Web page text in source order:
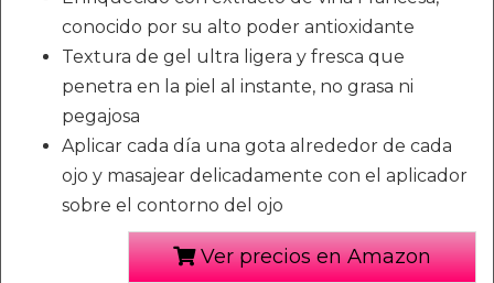
conocido por su alto poder antioxidante
Textura de gel ultra ligera y fresca que
penetra en la piel al instante, no grasa ni
pegajosa
Aplicar cada día una gota alrededor de cada
ojo y masajear delicadamente con el aplicador
sobre el contorno del ojo
Ver precios en Amazon